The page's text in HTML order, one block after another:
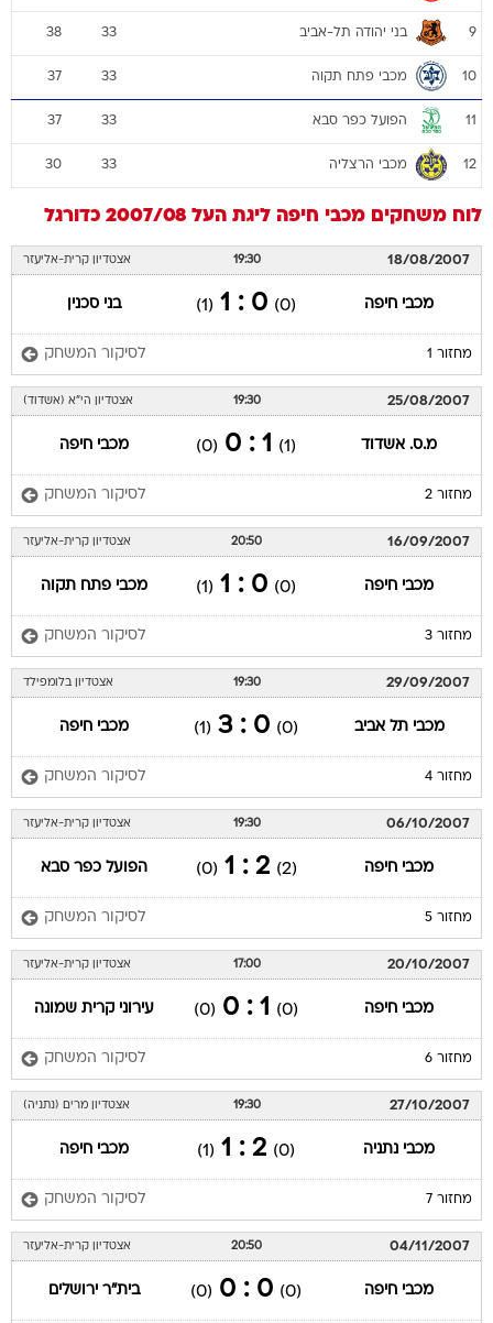
9 בני יהודה תל-אביב 33
38
10 מכבי פתח תקוה 33
37
11 הפועל כפר סבא 33
37
12 מכבי הרצליה 33
30
לוח משחקים מכבי חיפה ליגת העל 2007/08 כדורגל
18/08/2007
19:30 אצטדיון קרית-אליעזר
מכבי חיפה (0)
0 : 1
(1) בני סכנין
מחזור 1 לסיקור המשחק
25/08/2007
19:30 אצטדיון הי"א (אשדוד)
מ.ס. אשדוד (1)
1 : 0
(0) מכבי חיפה
מחזור 2 לסיקור המשחק
16/09/2007
20:50 אצטדיון קרית-אליעזר
מכבי חיפה (0)
0 : 1
(1) מכבי פתח תקוה
מחזור 3 לסיקור המשחק
29/09/2007
19:30 אצטדיון בלומפילד
מכבי תל אביב (0)
0 : 3
(1) מכבי חיפה
מחזור 4 לסיקור המשחק
06/10/2007
19:30 אצטדיון קרית-אליעזר
מכבי חיפה (2)
2 : 1
(0) הפועל כפר סבא
מחזור 5 לסיקור המשחק
20/10/2007
17:00 אצטדיון קרית-אליעזר
מכבי חיפה (0)
1 : 0
(0) עירוני קרית שמונה
מחזור 6 לסיקור המשחק
27/10/2007
19:30 אצטדיון מרים (נתניה)
מכבי נתניה (0)
2 : 1
(1) מכבי חיפה
מחזור 7 לסיקור המשחק
04/11/2007
20:50 אצטדיון קרית-אליעזר
מכבי חיפה (0)
0 : 0
(0) בית"ר ירושלים